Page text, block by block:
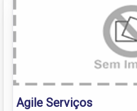
Agile Serviços